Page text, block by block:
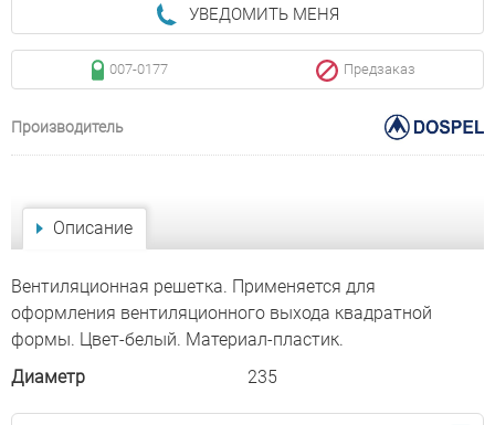
УВЕДОМИТЬ МЕНЯ
007-0177 Предзаказ
Производитель
Описание
Вентиляционная решетка. Применяется для
оформления вентиляционного выхода квадратной
формы. Цвет-белый. Материал-пластик.
Диаметр
235